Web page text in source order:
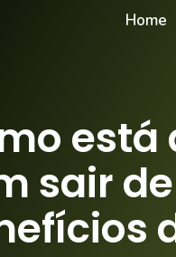
Home
está
sair